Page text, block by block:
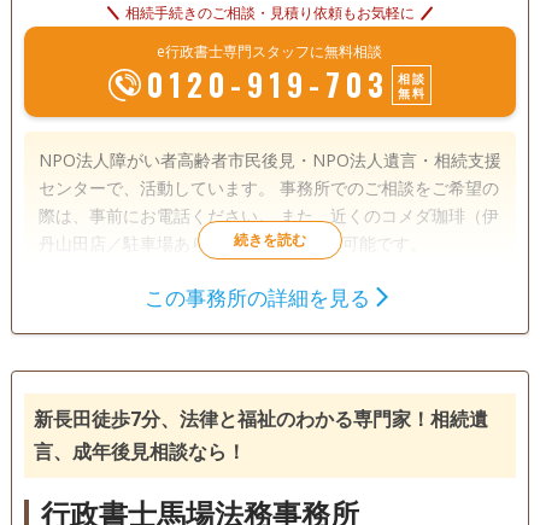
相続手続きのご相談・見積り依頼もお気軽に
e行政書士専門スタッフに無料相談
0120-919-703
相談
無料
NPO法人障がい者高齢者市民後見・NPO法人遺言・相続支援
センターで、活動しています。 事務所でのご相談をご希望の
際は、事前にお電話ください。 また、近くのコメダ珈琲（伊
丹山田店／駐車場あり）にて行うことも可能です。
遺産分割
相続人調査
土日相談可 初回相談無料
この事務所の詳細を見る
新長田徒歩7分、法律と福祉のわかる専門家！相続遺
言、成年後見相談なら！
行政書士馬場法務事務所